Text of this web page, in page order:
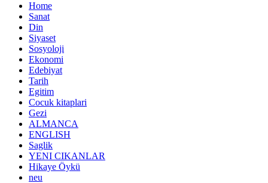
Home
Sanat
Din
Siyaset
Sosyoloji
Ekonomi
Edebiyat
Tarih
Egitim
Cocuk kitaplari
Gezi
ALMANCA
ENGLISH
Saglik
YENI CIKANLAR
Hikaye Öykü
neu